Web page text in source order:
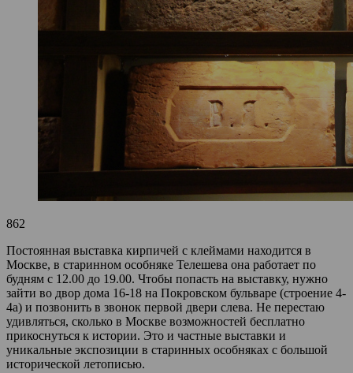
862
Постоянная выставка кирпичей с клеймами находится в
Москве, в старинном особняке Телешева она работает по
будням с 12.00 до 19.00. Чтобы попасть на выставку, нужно
зайти во двор дома 16-18 на Покровском бульваре (строение 4-
4а) и позвонить в звонок первой двери слева. Не перестаю
удивляться, сколько в Москве возможностей бесплатно
прикоснуться к истории. Это и частные выставки и
уникальные экспозиции в старинных особняках с большой
исторической летописью.